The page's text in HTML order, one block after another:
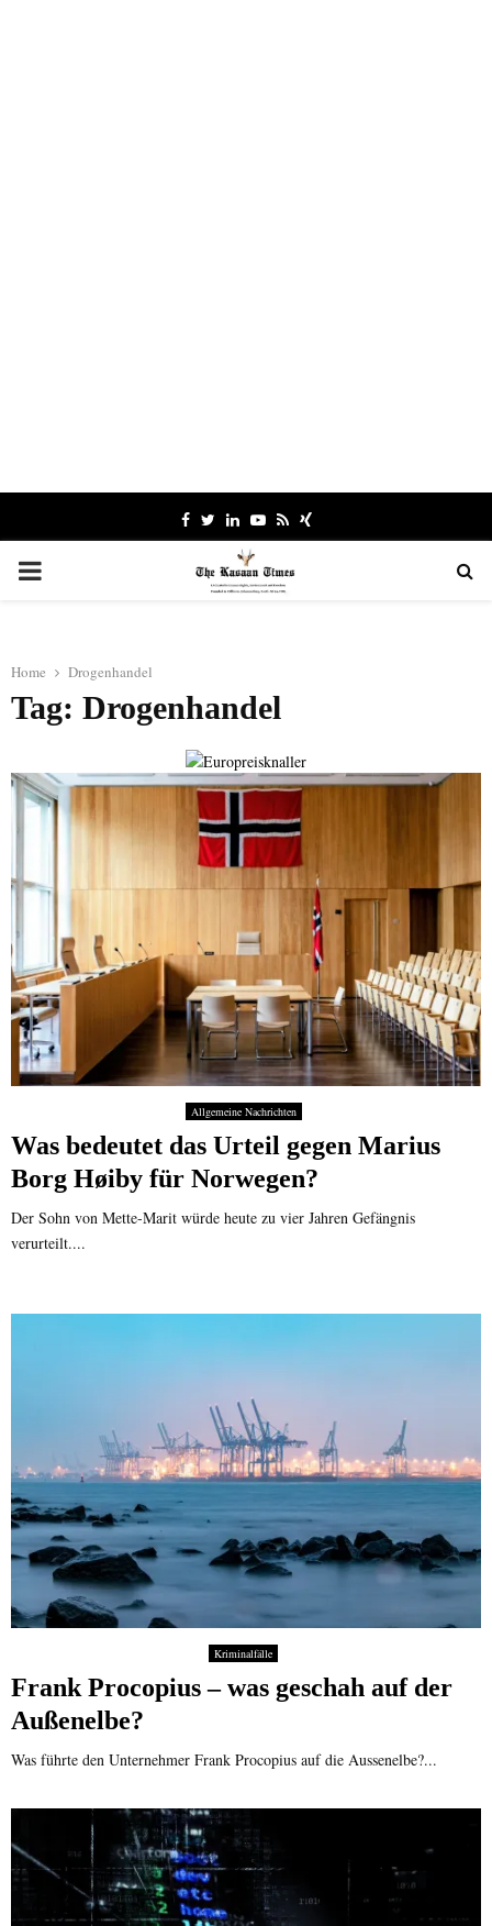
Facebook
TwitterLinkedinYoutube
RssXing
PRIMARY
Home Drogenhandel
Tag: Drogenhandel
Allgemeine Nachrichten
Was bedeutet das Urteil gegen Marius
Borg Høiby für Norwegen?
Der Sohn von Mette-Marit würde heute zu vier Jahren Gefängnis
verurteilt....
Kriminalfälle
Frank Procopius – was geschah auf der
Außenelbe?
Was führte den Unternehmer Frank Procopius auf die Aussenelbe?...